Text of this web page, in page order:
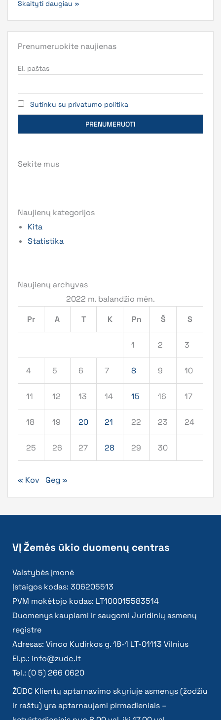
Skaityti daugiau »
Prenumeruokite naujienas
El. paštas
Sutinku su privatumo politika
Sekite mus
Naujienų kategorijos
Kita
Statistika
Naujienų archyvas
2022 m. balandžio mėn.
Pr
A T K Pn Š S
1 2 3
4 5 6 7 8 9 10
11 12 13 14 15 16 17
18 19 20 21 22 23 24
25 26 27 28 29 30
« Kov Geg »
VĮ Žemės ūkio duomenų centras
Valstybės įmonė
Įstaigos kodas: 306205513
PVM mokėtojo kodas: LT100015583514
Duomenys kaupiami ir saugomi Juridinių asmenų
registre
Adresas: Vinco Kudirkos g. 18-1 LT-01113 Vilnius
El.p.: info@zudc.lt
Tel.: (0 5) 266 0620
ŽŪDC Klientų aptarnavimo skyriuje asmenys (žodžiu
ir raštu) yra aptarnaujami pirmadieniais –